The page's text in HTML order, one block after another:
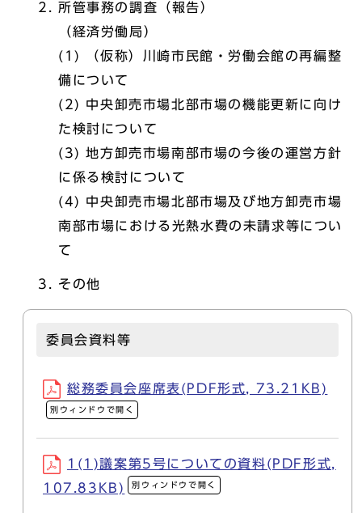
所管事務の調査（報告）
（経済労働局）
(1) （仮称）川崎市民館・労働会館の再編整
備について
(2) 中央卸売市場北部市場の機能更新に向け
た検討について
(3) 地方卸売市場南部市場の今後の運営方針
に係る検討について
(4) 中央卸売市場北部市場及び地方卸売市場
南部市場における光熱水費の未請求等につい
て
その他
委員会資料等
総務委員会座席表(PDF形式, 73.21KB)
別ウィンドウで開く
1(1)議案第5号についての資料(PDF形式,
107.83KB)
別ウィンドウで開く